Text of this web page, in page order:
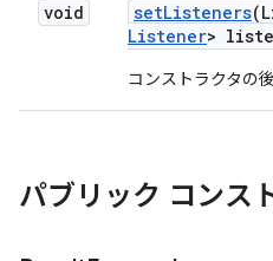
void setListeners
Listener>
コンストラクタの
パブリック コンス